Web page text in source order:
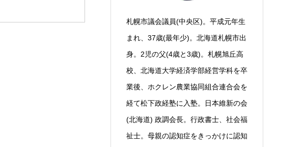
札幌市議会議員(中央区)。平成元年生
まれ、37歳(最年少)。北海道札幌市出
身。2児の父(4歳と3歳)。札幌旭丘高
校、北海道大学経済学部経営学科を卒
業後、ホクレン農業協同組合連合会を
経て松下政経塾に入塾。日本維新の会
(北海道) 政調会長。行政書士、社会福
祉士。母親の認知症をきっかけに認知